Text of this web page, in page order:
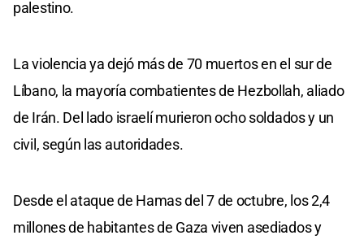
palestino.
La violencia ya dejó más de 70 muertos en el sur de
Líbano, la mayoría combatientes de Hezbollah, aliado
de Irán. Del lado israelí murieron ocho soldados y un
civil, según las autoridades.
Desde el ataque de Hamas del 7 de octubre, los 2,4
millones de habitantes de Gaza viven asediados y